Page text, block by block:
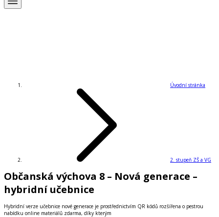
Úvodní stránka
2. stupeň ZŠ a VG
Občanská výchova 8 – Nová generace –
hybridní učebnice
Hybridní verze učebnice nové generace je prostřednictvím QR kódů rozšířena o pestrou
nabídku online materiálů zdarma, díky kterým